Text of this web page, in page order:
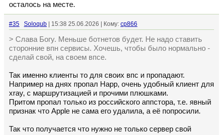
осталось на месте.
#35 Soloqub | 15:38 25.06.2026 | Кому: cp866
> Слава Богу. Меньше ботнетов будет. Не надо ставить
сторонние впн сервисы. Хочешь, чтобы было нормально -
сделай свой, на своем впсе.
Так именно клиенты то для своих впс и пропадают.
Например на днях пропал Happ, очень удобный клиент для
xray, с маршрутизацией и прочими плюшками.
Притом пропал только из российского аппстора, т.е. явный
признак что Apple не сама его удалила, а её попросили.
Так что получается что нужно не только сервер свой